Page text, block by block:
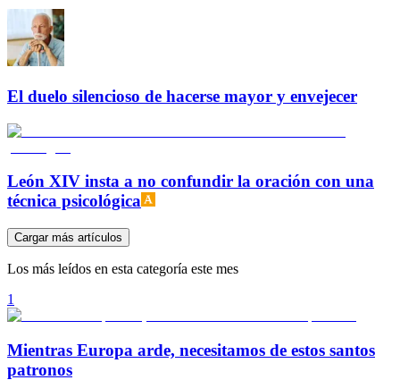
El duelo silencioso de hacerse mayor y envejecer
León XIV insta a no confundir la oración con una
técnica psicológica
Cargar más artículos
Los más leídos en esta categoría este mes
1
Mientras Europa arde, necesitamos de estos santos
patronos